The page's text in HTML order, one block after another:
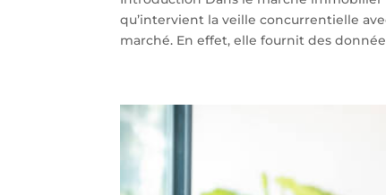
qu’intervient la veille concurrentielle
marché. En effet, elle fournit des